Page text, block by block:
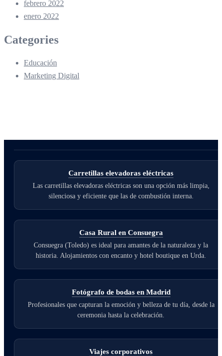
febrero 2022
enero 2022
Categories
Educación
Marketing Digital
Carretillas elevadoras eléctricas
Las carretillas elevadoras eléctricas son una opción más limpia,
silenciosa y eficiente que las de combustión interna.
Casa Rural en Consuegra
Consuegra (Toledo) es ideal para amantes de la naturaleza y la
historia. Alojamientos con encanto y hotel boutique en Urda.
Fotógrafo de bodas en Madrid
Profesionales que capturan la emoción y belleza de tu día, desde la
ceremonia hasta la celebración.
Viajes corporativos